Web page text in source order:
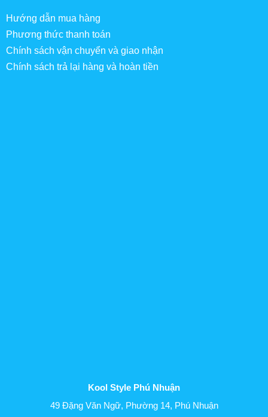
Hướng dẫn mua hàng
Phương thức thanh toán
Chính sách vận chuyển và giao nhận
Chính sách trả lại hàng và hoàn tiền
Kool Style Phú Nhuận
49 Đặng Văn Ngữ, Phường 14, Phú Nhuận